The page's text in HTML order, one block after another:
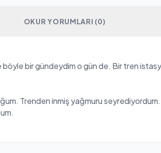
OKUR YORUMLARI (0)
böyle bir gündeydim o gün de. Bir tren
Trenden inmiş yağmuru seyrediyordum.